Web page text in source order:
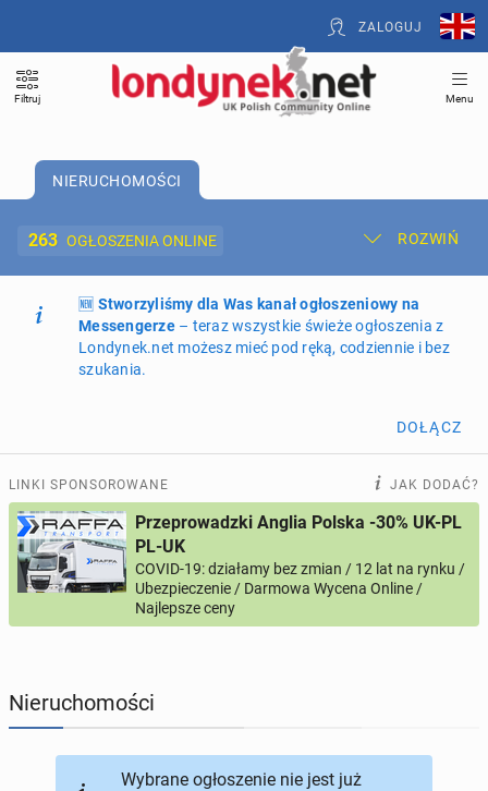
ZALOGUJ
Filtruj Menu
NIERUCHOMOŚCI
263 OGŁOSZENIA ONLINE ROZWIŃ
Dodaj ogłoszenie Moje ogłoszenia
Oferta i cennik ogłoszeń
ogłoszenia online
PROFILE KANDYDATÓW 289 profili online
USŁUGI 165ogłoszeń online
KUPIĘ & SPRZEDAM
🆕 Stworzyliśmy dla Was kanał ogłoszeniowy na
Messengerze– teraz wszystkie świeże ogłoszenia z
Londynek.net możesz mieć pod ręką, codziennie i bez
szukania.
DOŁĄCZ
LINKI SPONSOROWANE JAK DODAĆ?
Przeprowadzki Anglia Polska -30% UK-PL
PL-UK
COVID-19: działamy bez zmian / 12 lat na rynku /
Ubezpieczenie / Darmowa Wycena Online /
Najlepsze ceny
Nieruchomości
Wybrane ogłoszenie nie jest już